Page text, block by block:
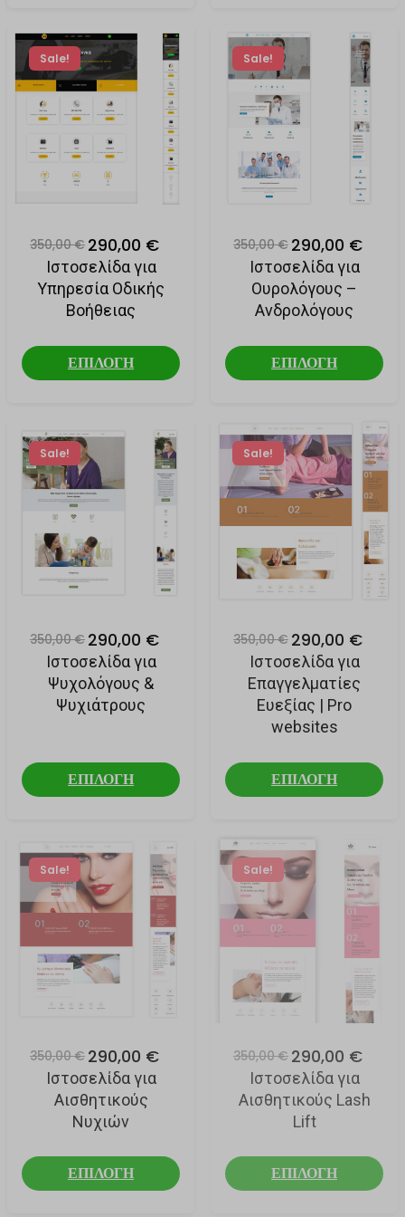
Sale!
350,00 € 290,00 €
Ιστοσελίδα για
Υπηρεσία Οδικής
Βοήθειας
ΕΠΙΛΟΓΗ
Sale!
350,00 € 290,00 €
Ιστοσελίδα για
Ουρολόγους –
Ανδρολόγους
ΕΠΙΛΟΓΗ
Sale!
350,00 € 290,00 €
Ιστοσελίδα για
Ψυχολόγους &
Ψυχιάτρους
ΕΠΙΛΟΓΗ
Sale!
350,00 € 290,00 €
Ιστοσελίδα για
Επαγγελματίες
Ευεξίας | Pro
websites
ΕΠΙΛΟΓΗ
Sale!
350,00 € 290,00 €
Ιστοσελίδα για
Αισθητικούς
Νυχιών
ΕΠΙΛΟΓΗ
Sale!
350,00 € 290,00 €
Ιστοσελίδα για
Αισθητικούς Lash
Lift
ΕΠΙΛΟΓΗ
s3.amazonaws.com
srv19997.cloudfilt.com
sunrisepv.gr
themebook.aidaform.com
themebookgr-ozog.1wp.site
widget.aidaform.com